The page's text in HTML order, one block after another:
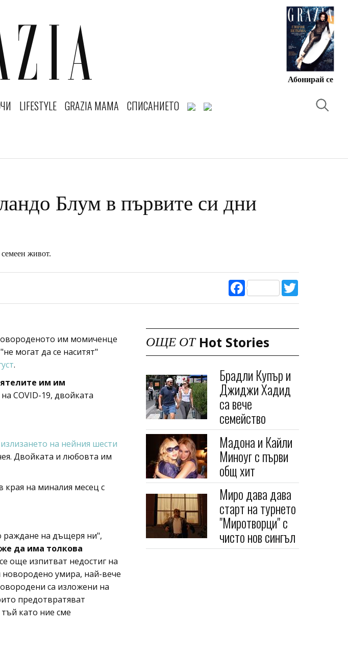
Абонирай се
LIFESTYLE GRAZIA MAMA СПИСАНИЕТО
Блум в първите си дни
живот.
Facebook
им момиченце
могат да се наситят"
.
им им
COVID-19, двойката
излизането на нейния шести
Двойката и любовта им
края на миналия месец с
раждане на дъщеря ни",
да има толкова
още изпитват недостиг на
умира, най-вече
са изложени на
предотвратяват
като ние сме
ОЩЕ ОТ Hot Stories
Брадли Купър и
Джиджи Хадид
са вече
семейство
Мадона и Кайли
Миноуг с първи
общ хит
Миро дава дава
старт на турнето
"Миротворци" с
чисто нов сингъл